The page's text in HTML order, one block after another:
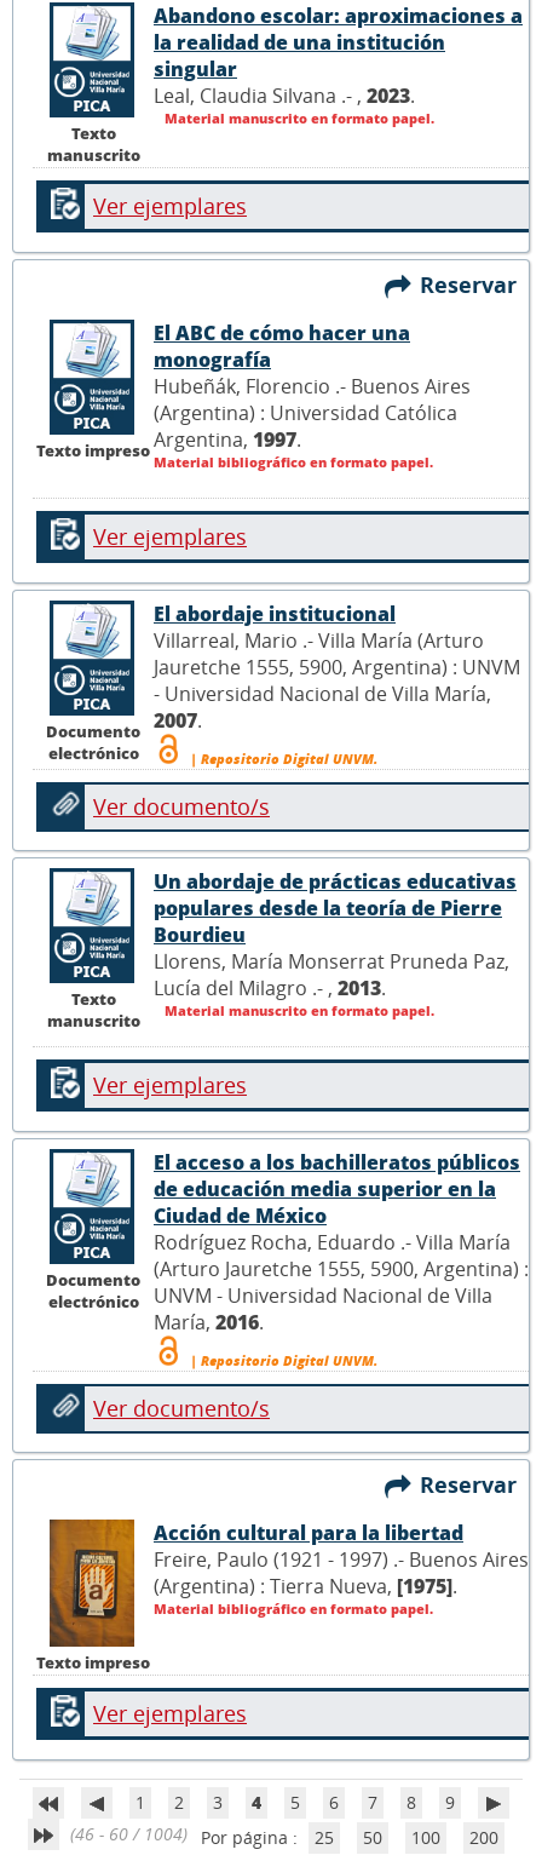
Texto
manuscrito
Abandono escolar: aproximaciones a
la realidad de una institución
singular
Leal, Claudia Silvana .- , 2023.
Material manuscrito en formato papel.
Ver ejemplares
Reservar
Texto impreso
El ABC de cómo hacer una
monografía
Hubeñák, Florencio .- Buenos Aires
(Argentina) : Universidad Católica
Argentina, 1997.
Material bibliográfico en formato papel.
Ver ejemplares
Documento
electrónico
El abordaje institucional
Villarreal, Mario .- Villa María (Arturo
Jauretche 1555, 5900, Argentina) : UNVM
- Universidad Nacional de Villa María,
2007.
| Repositorio Digital UNVM.
Ver documento/s
Texto
manuscrito
Un abordaje de prácticas educativas
populares desde la teoría de Pierre
Bourdieu
Llorens, María Monserrat Pruneda Paz,
Lucía del Milagro .- , 2013.
Material manuscrito en formato papel.
Ver ejemplares
Documento
electrónico
El acceso a los bachilleratos públicos
de educación media superior en la
Ciudad de México
Rodríguez Rocha, Eduardo .- Villa María
(Arturo Jauretche 1555, 5900, Argentina) :
UNVM - Universidad Nacional de Villa
María, 2016.
| Repositorio Digital UNVM.
Ver documento/s
Reservar
Texto impreso
Acción cultural para la libertad
Freire, Paulo (1921 - 1997) .- Buenos Aires
(Argentina) : Tierra Nueva, [1975].
Material bibliográfico en formato papel.
Ver ejemplares
1 2 3 4 5 6 7 8
9
(46 - 60 / 1004)
Por página : 25 50 100 200